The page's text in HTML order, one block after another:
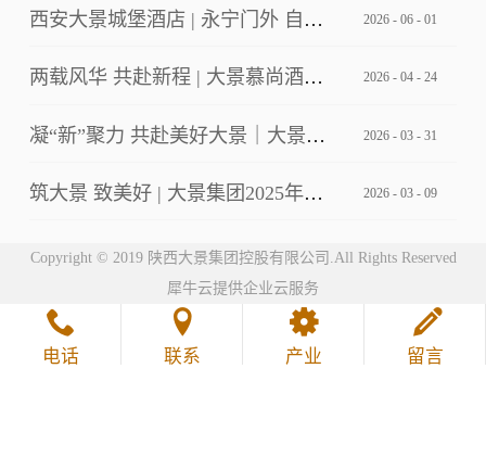
西安大景城堡酒店 | 永宁门外 自成主角 2026 - 06 - 01
两载风华 共赴新程 | 大景慕尚酒店2周年店庆客户答谢会暨草坪婚礼发布 2026 - 04 - 24
凝“新”聚力 共赴美好大景｜大景集团2026年第一期新员工培训 2026 - 03 - 31
筑大景 致美好 | 大景集团2025年工作总结暨2026年工作计划会议 2026 - 03 - 09
Copyright © 2019 陕西大景集团控股有限公司.All Rights Reserved
犀牛云提供企业云服务
电话 联系 产业 留言